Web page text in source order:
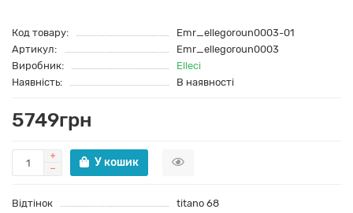
Код товару:
Emr_ellegoroun0003-01
Артикул:
Emr_ellegoroun0003
Виробник:
Elleci
Наявність:
В наявності
5749грн
У кошик
Відтінок
titano 68